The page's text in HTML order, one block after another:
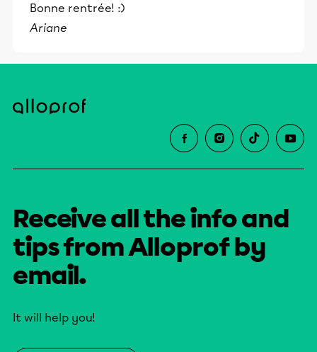
éducative.
Bonne rentrée! :)
Ariane
Receive all the info and
tips from Alloprof by
email.
It will help you!